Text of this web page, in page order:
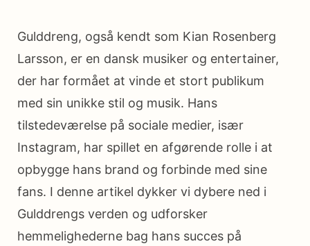
Gulddreng, også kendt som Kian Rosenberg
Larsson, er en dansk musiker og entertainer,
der har formået at vinde et stort publikum
med sin unikke stil og musik. Hans
tilstedeværelse på sociale medier, især
Instagram, har spillet en afgørende rolle i at
opbygge hans brand og forbinde med sine
fans. I denne artikel dykker vi dybere ned i
Gulddrengs verden og udforsker
hemmelighederne bag hans succes på